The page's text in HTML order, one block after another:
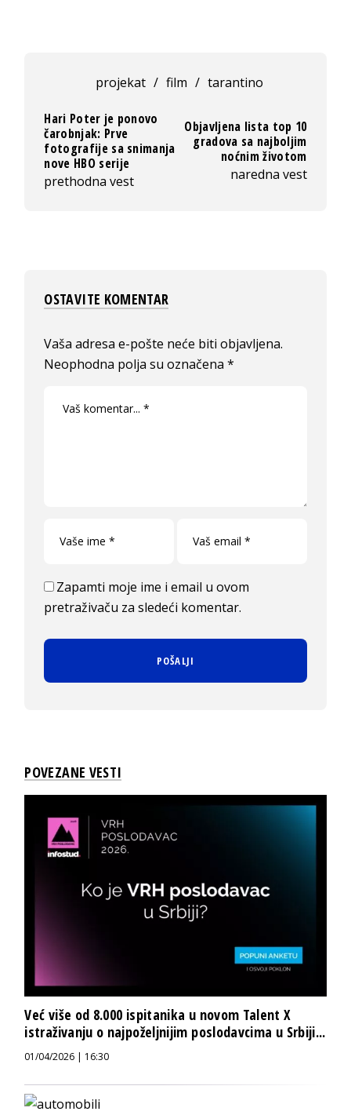
projekat / film / tarantino
Hari Poter je ponovo
čarobnjak: Prve
fotografije sa snimanja
nove HBO serije
prethodna vest
Objavljena lista top 10
gradova sa najboljim
noćnim životom
naredna vest
OSTAVITE KOMENTAR
Vaša adresa e-pošte neće biti objavljena.
Neophodna polja su označena*
Zapamti moje ime i email u ovom
pretraživaču za sledeći komentar.
POVEZANE VESTI
Već više od 8.000 ispitanika u novom Talent X
istraživanju o najpoželjnijim poslodavcima u Srbiji...
01/04/2026 | 16:30